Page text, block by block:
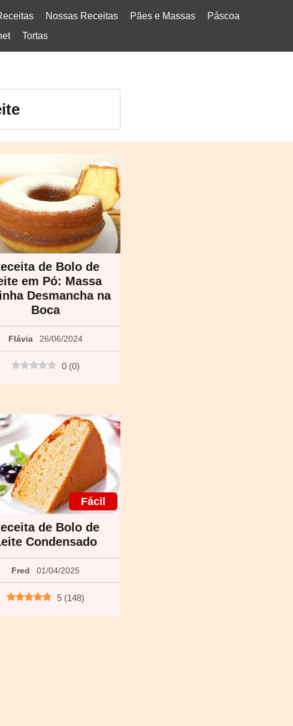
Nossas Receitas Pães e Massas
Páscoa
Tortas
de Bolo de
em Pó: Massa
Desmancha na
Boca
Flávia 26/06/2024
0 (0)
Fácil
de Bolo de
Condensado
Fred 01/04/2025
5 (148)